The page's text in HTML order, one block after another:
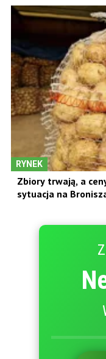
RYNEK
Zbiory trwają, a
sytuacja na